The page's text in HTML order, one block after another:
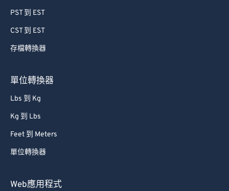
PST 到 EST
CST 到 EST
存檔轉換器
單位轉換器
Lbs 到 Kg
Kg 到 Lbs
Feet 到 Meters
單位轉換器
Web應用程式